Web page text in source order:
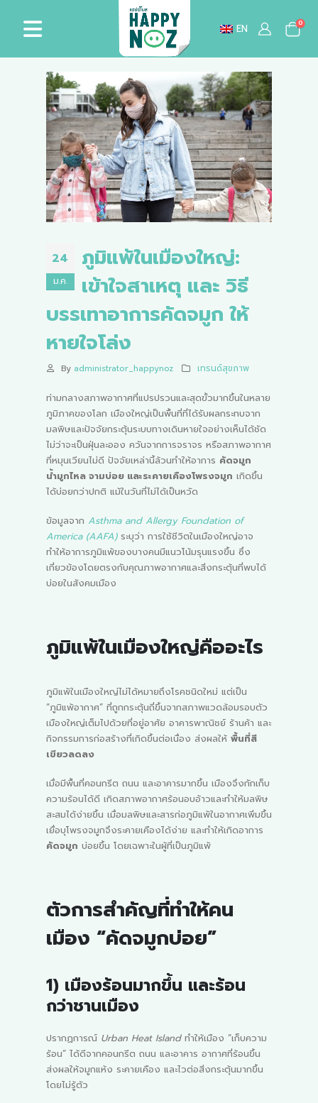
EN 0
24
ม.ค.
ภูมิแพ้ในเมืองใหญ่:
เข้าใจสาเหตุ และ วิธี
บรรเทาอาการคัดจมูก ให้
หายใจโล่ง
By administrator_happynoz เทรนด์สุขภาพ
ท่ามกลางสภาพอากาศที่แปรปรวนและสุดขั้วมากขึ้นในหลาย
ภูมิภาคของโลก เมืองใหญ่เป็นพื้นที่ที่ได้รับผลกระทบจาก
มลพิษและปัจจัยกระตุ้นระบบทางเดินหายใจอย่างเห็นได้ชัด
ไม่ว่าจะเป็นฝุ่นละออง ควันจากการจราจร หรือสภาพอากาศ
ที่หมุนเวียนไม่ดี ปัจจัยเหล่านี้ล้วนทำให้อาการ คัดจมูก
น้ำมูกไหล จามบ่อย และระคายเคืองโพรงจมูก เกิดขึ้น
ได้บ่อยกว่าปกติ แม้ในวันที่ไม่ได้เป็นหวัด
ข้อมูลจาก Asthma and Allergy Foundation of
America (AAFA)ระบุว่า การใช้ชีวิตในเมืองใหญ่อาจ
ทำให้อาการภูมิแพ้ของบางคนมีแนวโน้มรุนแรงขึ้น ซึ่ง
เกี่ยวข้องโดยตรงกับคุณภาพอากาศและสิ่งกระตุ้นที่พบได้
บ่อยในสังคมเมือง
ภูมิแพ้ในเมืองใหญ่คืออะไร
ภูมิแพ้ในเมืองใหญ่ไม่ได้หมายถึงโรคชนิดใหม่ แต่เป็น
“ภูมิแพ้อากาศ” ที่ถูกกระตุ้นถี่ขึ้นจากสภาพแวดล้อมรอบตัว
เมืองใหญ่เต็มไปด้วยที่อยู่อาศัย อาคารพาณิชย์ ร้านค้า และ
กิจกรรมการก่อสร้างที่เกิดขึ้นต่อเนื่อง ส่งผลให้ พื้นที่สี
เขียวลดลง
เมื่อมีพื้นที่คอนกรีต ถนน และอาคารมากขึ้น เมืองจึงกักเก็บ
ความร้อนได้ดี เกิดสภาพอากาศร้อนอบอ้าวและทำให้มลพิษ
สะสมได้ง่ายขึ้น เมื่อมลพิษและสารก่อภูมิแพ้ในอากาศเพิ่มขึ้น
เยื่อบุโพรงจมูกจึงระคายเคืองได้ง่าย และทำให้เกิดอาการ
คัดจมูก บ่อยขึ้น โดยเฉพาะในผู้ที่เป็นภูมิแพ้
ตัวการสำคัญที่ทำให้คน
เมือง “คัดจมูกบ่อย”
1) เมืองร้อนมากขึ้น และร้อน
กว่าชานเมือง
ปรากฏการณ์ Urban Heat Islandทำให้เมือง “เก็บความ
ร้อน” ได้ดีจากคอนกรีต ถนน และอาคาร อากาศที่ร้อนขึ้น
ส่งผลให้จมูกแห้ง ระคายเคือง และไวต่อสิ่งกระตุ้นมากขึ้น
โดยไม่รู้ตัว